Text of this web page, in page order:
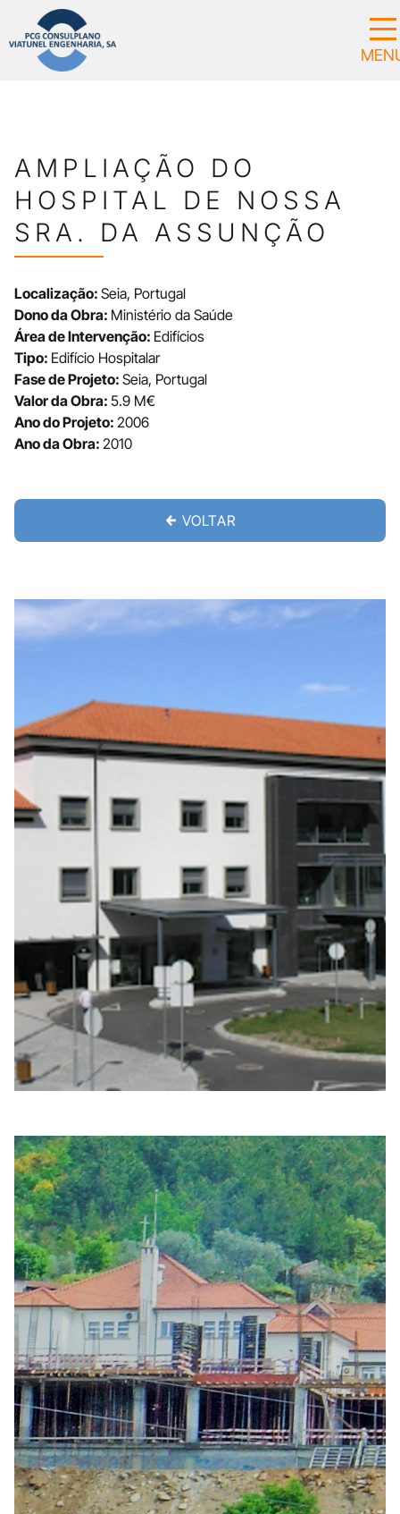
AMPLIAÇÃO DO
HOSPITAL DE NOSSA
SRA. DA ASSUNÇÃO
Localização: Seia, Portugal
Dono da Obra: Ministério da Saúde
Área de Intervenção: Edifícios
Tipo: Edifício Hospitalar
Fase de Projeto: Seia, Portugal
Valor da Obra: 5.9 M€
Ano do Projeto: 2006
Ano da Obra: 2010
VOLTAR